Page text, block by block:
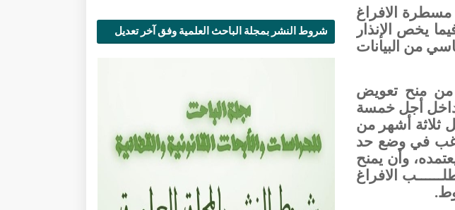
مسطرة الافراغ
يخص الإنذار
من البيانات
المكري من منح تعويض
داخل أجل خمسة
ثلاثة أشهر من
يرغب في وضع حد
وأن يمنح
طلــــــب الافراغ
شروط النشر بمجلة الباحث العلمية وفق آخر تعديل